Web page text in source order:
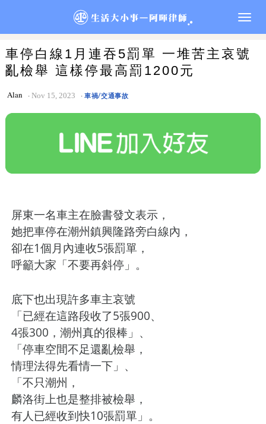
車停白線1月連吞5罰單 一堆苦主哀號
亂檢舉 這樣停最高罰1200元
Alan Nov 15, 2023 車禍/交通事故
屏東一名車主在臉書發文表示，
她把車停在潮州鎮興隆路旁白線內，
卻在1個月內連收5張罰單，
呼籲大家「不要再斜停」。
底下也出現許多車主哀號
「已經在這路段收了5張900、
4張300，潮州真的很棒」、
「停車空間不足還亂檢舉，
情理法得先看情一下」、
「不只潮州，
麟洛街上也是整排被檢舉，
有人已經收到快10張罰單」。